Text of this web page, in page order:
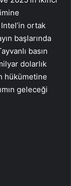
Intel’in ortak
başlarında
basın
dolarlık
hükümetine
geleceği